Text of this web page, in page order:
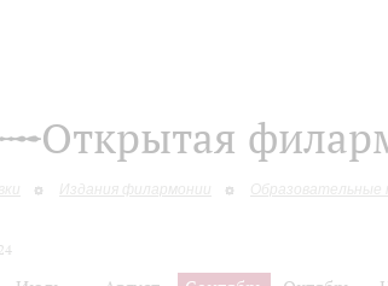
Открытая
Издания филармонии Образовательные